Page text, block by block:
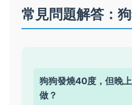
常見問題解答：
狗狗發燒40度，但晚
做？